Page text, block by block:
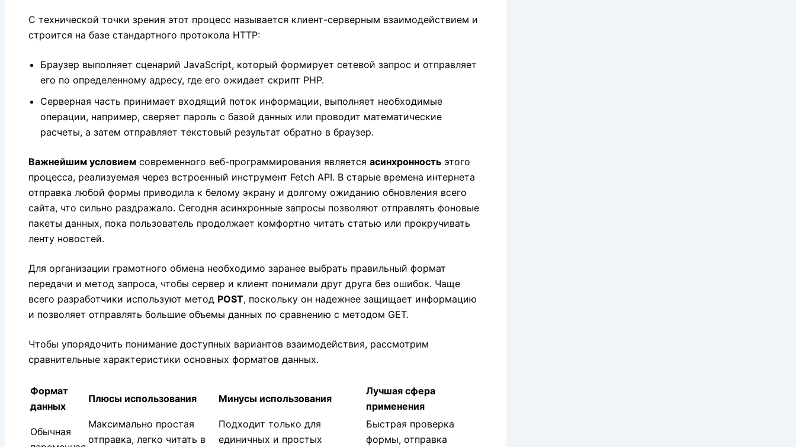
С технической точки зрения этот процесс называется клиент-серверным взаимодействием и
строится на базе стандартного протокола HTTP:
Браузер выполняет сценарий JavaScript, который формирует сетевой запрос и отправляет
его по определенному адресу, где его ожидает скрипт PHP.
Серверная часть принимает входящий поток информации, выполняет необходимые
операции, например, сверяет пароль с базой данных или проводит математические
расчеты, а затем отправляет текстовый результат обратно в браузер.
Важнейшим условием современного веб-программирования является асинхронность этого
процесса, реализуемая через встроенный инструмент Fetch API. В старые времена интернета
отправка любой формы приводила к белому экрану и долгому ожиданию обновления всего
сайта, что сильно раздражало. Сегодня асинхронные запросы позволяют отправлять фоновые
пакеты данных, пока пользователь продолжает комфортно читать статью или прокручивать
ленту новостей.
Для организации грамотного обмена необходимо заранее выбрать правильный формат
передачи и метод запроса, чтобы сервер и клиент понимали друг друга без ошибок. Чаще
всего разработчики используют метод POST, поскольку он надежнее защищает информацию
и позволяет отправлять большие объемы данных по сравнению с методом GET.
Чтобы упорядочить понимание доступных вариантов взаимодействия, рассмотрим
сравнительные характеристики основных форматов данных.
Формат
данных
Плюсы использования Минусы использования
Лучшая сфера
применения
Обычная
Максимально простая
отправка, легко читать в
Подходит только для
единичных и простых
Быстрая проверка
формы, отправка